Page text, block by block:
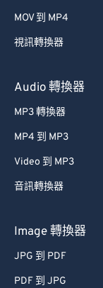
MOV 到 MP4
視訊轉換器
Audio 轉換器
MP3 轉換器
MP4 到 MP3
Video 到 MP3
音訊轉換器
Image 轉換器
JPG 到 PDF
PDF 到 JPG